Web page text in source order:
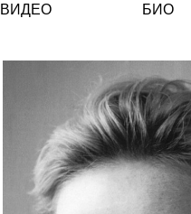
ВИДЕО БИО